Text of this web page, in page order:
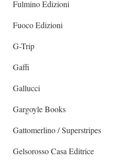
Fulmino Edizioni
Fuoco Edizioni
G-Trip
Gaffi
Gallucci
Gargoyle Books
Gattomerlino / Superstripes
Gelsorosso Casa Editrice